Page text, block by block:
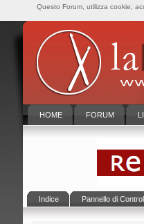
HOME FORUM
Indice Pannello di
Questo Forum, utilizza cookie;